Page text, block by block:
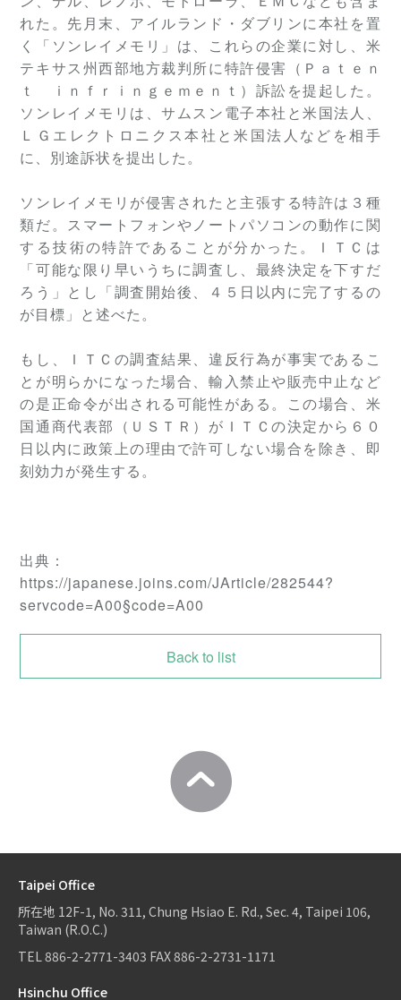
れた。先月末、アイルランド・ダブリンに本社を置
く「ソンレイメモリ」は、これらの企業に対し、米
テキサス州西部地方裁判所に特許侵害（Ｐａｔｅｎ
ｔ ｉｎｆｒｉｎｇｅｍｅｎｔ）訴訟を提起した。
ソンレイメモリは、サムスン電子本社と米国法人、
ＬＧエレクトロニクス本社と米国法人などを相手
に、別途訴状を提出した。
ソンレイメモリが侵害されたと主張する特許は３種
類だ。スマートフォンやノートパソコンの動作に関
する技術の特許であることが分かった。ＩＴＣは
「可能な限り早いうちに調査し、最終決定を下すだ
ろう」とし「調査開始後、４５日以内に完了するの
が目標」と述べた。
もし、ＩＴＣの調査結果、違反行為が事実であるこ
とが明らかになった場合、輸入禁止や販売中止など
の是正命令が出される可能性がある。この場合、米
国通商代表部（ＵＳＴＲ）がＩＴＣの決定から６０
日以内に政策上の理由で許可しない場合を除き、即
刻効力が発生する。
出典：
https://japanese.joins.com/JArticle/282544?
servcode=A00§code=A00
Back to list
Taipei Office
所在地 12F-1, No. 311, Chung Hsiao E. Rd., Sec. 4, Taipei 106,
Taiwan (R.O.C.)
TEL886-2-2771-3403 FAX886-2-2731-1171
Hsinchu Office